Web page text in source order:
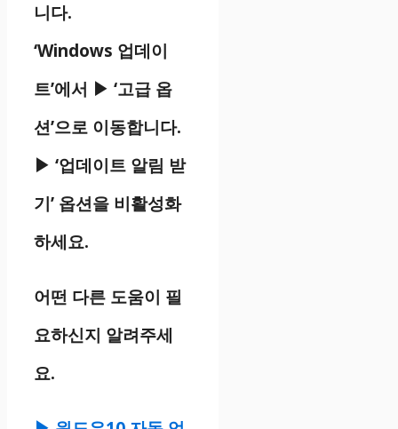
니다.
‘Windows 업데이
트’에서 ▶ ‘고급 옵
션’으로 이동합니다.
▶ ‘업데이트 알림 받
기’ 옵션을 비활성화
하세요.
어떤 다른 도움이 필
요하신지 알려주세
요.